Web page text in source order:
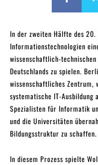
In der zweiten Hälfte des 20.
Informationstechnologien
wissenschaftlich-
Deutschlands zu spielen.
wissenschaftliches
systematische IT-Ausbildung
Spezialisten für Informatik
und die Universitäten
Bildungsstruktur zu
In diesem Prozess spielte